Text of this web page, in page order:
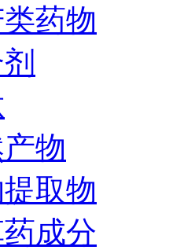
药物
物
取物
成分